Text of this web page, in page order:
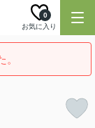
お気に入り
0